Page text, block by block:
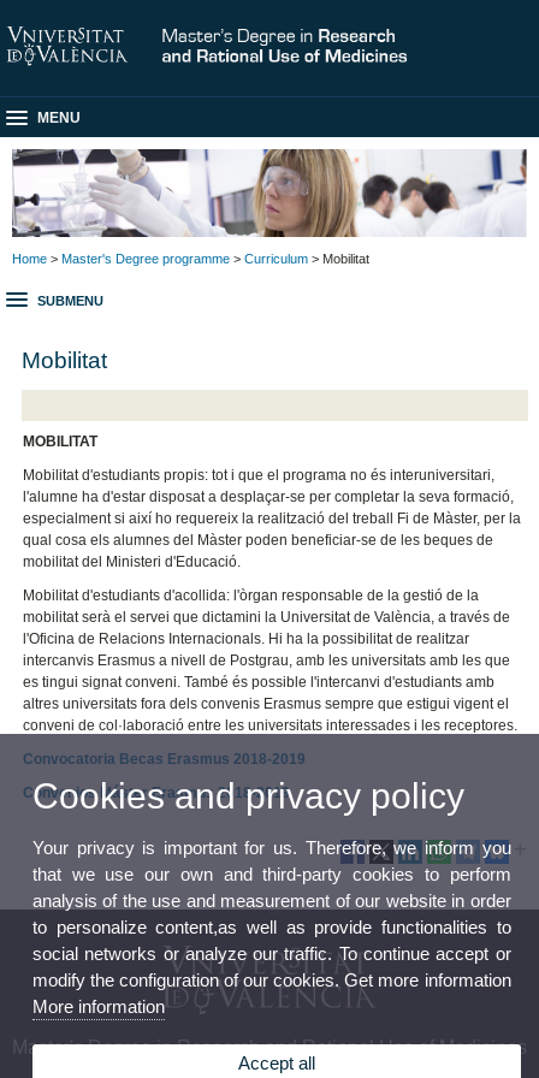
MENU
Home > Master's Degree programme > Curriculum > Mobilitat
SUBMENU
Mobilitat
MOBILITAT
Mobilitat d'estudiants propis: tot i que el programa no és interuniversitari,
l'alumne ha d'estar disposat a desplaçar-se per completar la seva formació,
especialment si així ho requereix la realització del treball Fi de Màster, per la
qual cosa els alumnes del Màster poden beneficiar-se de les beques de
mobilitat del Ministeri d'Educació.
Mobilitat d'estudiants d'acollida: l'òrgan responsable de la gestió de la
mobilitat serà el servei que dictamini la Universitat de València, a través de
l'Oficina de Relacions Internacionals. Hi ha la possibilitat de realitzar
intercanvis Erasmus a nivell de Postgrau, amb les universitats amb les que
es tingui signat conveni. També és possible l'intercanvi d'estudiants amb
altres universitats fora dels convenis Erasmus sempre que estigui vigent el
conveni de col·laboració entre les universitats interessades i les receptores.
Convocatoria Becas Erasmus 2018-2019
Convenios Máster Erasmus 2018-2019
Master's Degree in Research and Rational Use of Medicines
Cookies and privacy policy
Your privacy is important for us. Therefore, we inform you
that we use our own and third-party cookies to perform
analysis of the use and measurement of our website in order
to personalize content,as well as provide functionalities to
social networks or analyze our traffic. To continue accept or
modify the configuration of our cookies. Get more information
More information
Accept all